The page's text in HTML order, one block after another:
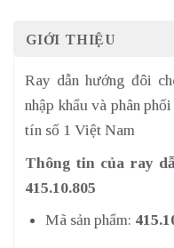
GIỚI THIỆU
Ray dẫn hướng đôi
nhập khẩu và phân
tín số 1 Việt Nam
Thông tin của ray
415.10.805
Mã sản phẩm: